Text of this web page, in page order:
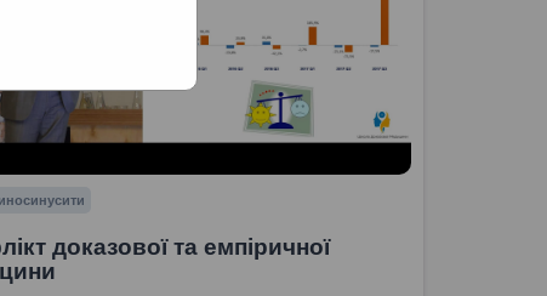
доказової та емпіричної